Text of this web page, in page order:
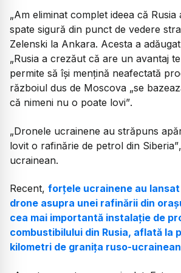
„Am eliminat complet ideea că
spate sigură din punct de vedere
Zelenski la Ankara. Acesta a
„Rusia a crezăut că are un avantaj
permite să își mențină neafectată
războiul dus de Moscova „se
că nimeni nu o poate lovi”.
„Dronele ucrainene au străpuns
lovit o rafinărie de petrol din Siberia”
ucrainean.
Recent, forțele ucrainene au
drone asupra unei rafinării din
cea mai importantă instalație de
combustibilului din Rusia, aflată la
kilometri de granița ruso-